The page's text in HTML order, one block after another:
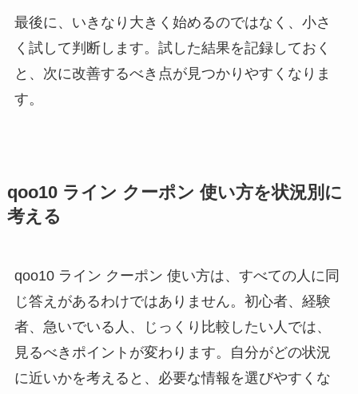
最後に、いきなり大きく始めるのではなく、小さ
く試して判断します。試した結果を記録しておく
と、次に改善するべき点が見つかりやすくなりま
す。
qoo10 ライン クーポン 使い方を状況別に
考える
qoo10 ライン クーポン 使い方は、すべての人に同
じ答えがあるわけではありません。初心者、経験
者、急いでいる人、じっくり比較したい人では、
見るべきポイントが変わります。自分がどの状況
に近いかを考えると、必要な情報を選びやすくな